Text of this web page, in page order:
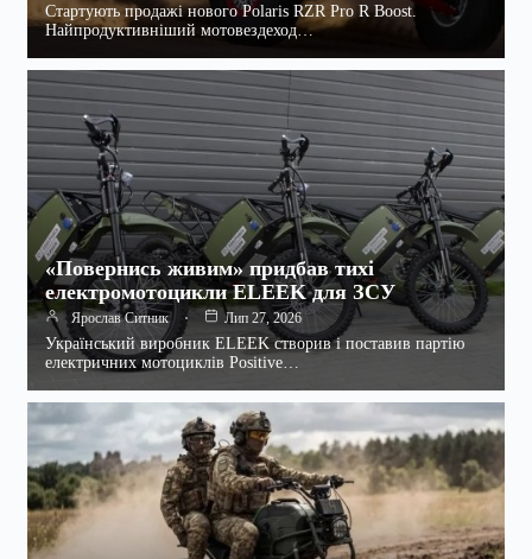
Стартують продажі нового Polaris RZR Pro R Boost.
Найпродуктивніший мотовездеход…
«Повернись живим» придбав тихі
електромотоцикли ELEEK для ЗСУ
Ярослав Ситник Лип 27, 2026
Український виробник ELEEK створив і поставив партію
електричних мотоциклів Positive…